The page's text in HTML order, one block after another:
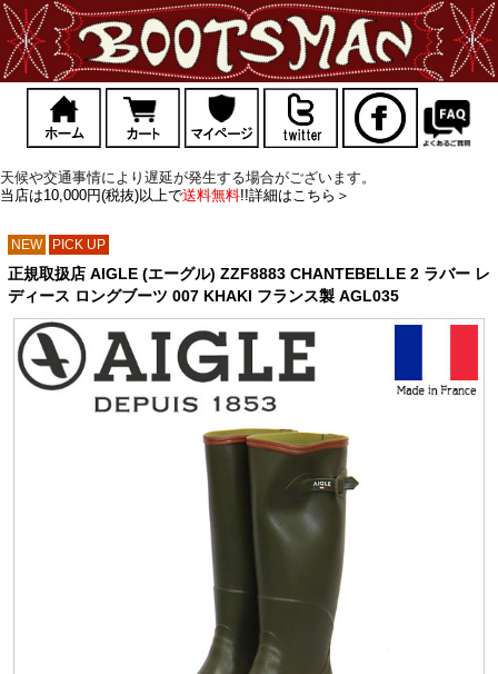
天候や交通事情により遅延が発生する場合がございます。
当店は10,000円(税抜)以上で送料無料!!詳細はこちら＞
NEW PICK UP
正規取扱店 AIGLE (エーグル) ZZF8883 CHANTEBELLE 2 ラバー レ
ディース ロングブーツ 007 KHAKI フランス製 AGL035